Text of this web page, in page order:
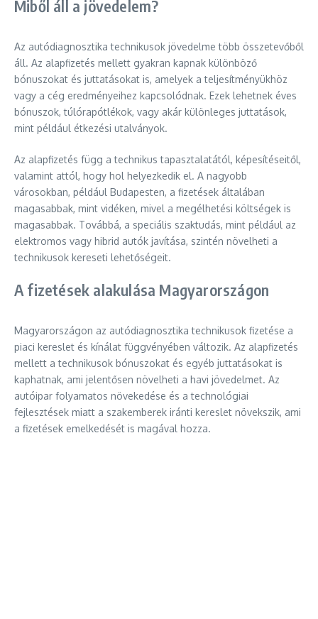
Miből áll a jövedelem?
Az autódiagnosztika technikusok jövedelme több összetevőből
áll. Az alapfizetés mellett gyakran kapnak különböző
bónuszokat és juttatásokat is, amelyek a teljesítményükhöz
vagy a cég eredményeihez kapcsolódnak. Ezek lehetnek éves
bónuszok, túlórapótlékok, vagy akár különleges juttatások,
mint például étkezési utalványok.
Az alapfizetés függ a technikus tapasztalatától, képesítéseitől,
valamint attól, hogy hol helyezkedik el. A nagyobb
városokban, például Budapesten, a fizetések általában
magasabbak, mint vidéken, mivel a megélhetési költségek is
magasabbak. Továbbá, a speciális szaktudás, mint például az
elektromos vagy hibrid autók javítása, szintén növelheti a
technikusok kereseti lehetőségeit.
A fizetések alakulása Magyarországon
Magyarországon az autódiagnosztika technikusok fizetése a
piaci kereslet és kínálat függvényében változik. Az alapfizetés
mellett a technikusok bónuszokat és egyéb juttatásokat is
kaphatnak, ami jelentősen növelheti a havi jövedelmet. Az
autóipar folyamatos növekedése és a technológiai
fejlesztések miatt a szakemberek iránti kereslet növekszik, ami
a fizetések emelkedését is magával hozza.